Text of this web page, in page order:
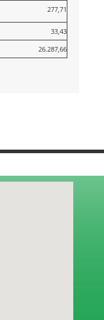
277,71
33,43
26.287,66